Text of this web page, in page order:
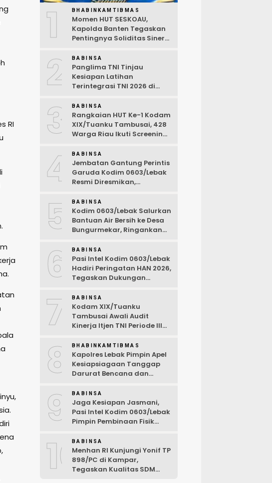
RI
1 BHABINKAMTIBMAS
Momen HUT SESKOAU,
Kapolda Banten Tegaskan
Pentingnya Soliditas Sinergi
2 BABINSA
Panglima TNI Tinjau
Kesiapan Latihan
Terintegrasi TNI 2026 di
3 BABINSA
Rangkaian HUT Ke-1 Kodam
XIX/Tuanku Tambusai, 428
Warga Riau Ikuti Screening
4 BABINSA
Jembatan Gantung Perintis
Garuda Kodim 0603/Lebak
Resmi Diresmikan,
Desa Wanasalam
5 BABINSA
Kodim 0603/Lebak Salurkan
Bantuan Air Bersih ke Desa
Bungurmekar, Ringankan
Kemarau
6 BABINSA
Pasi Intel Kodim 0603/Lebak
Hadiri Peringatan HAN 2026,
Tegaskan Dukungan
Ramah Anak
7 BABINSA
Kodam XIX/Tuanku
Tambusai Awali Audit
Kinerja Itjen TNI Periode III
8 BHABINKAMTIBMAS
Kapolres Lebak Pimpin Apel
Kesiapsiagaan Tanggap
Darurat Bencana dan
9 BABINSA
Jaga Kesiapan Jasmani,
Pasi Intel Kodim 0603/Lebak
Pimpin Pembinaan Fisik
10BABINSA
Menhan RI Kunjungi Yonif TP
898/PC di Kampar,
Tegaskan Kualitas SDM